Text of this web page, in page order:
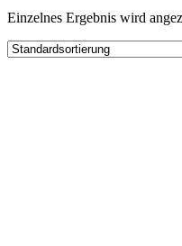
Einzelnes Ergebnis wird